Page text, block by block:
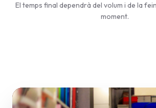
El temps final dependrà del volum i de la
moment.